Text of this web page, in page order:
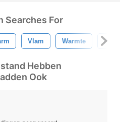
Searches For
Vlam Warmte
Hebben
Ook